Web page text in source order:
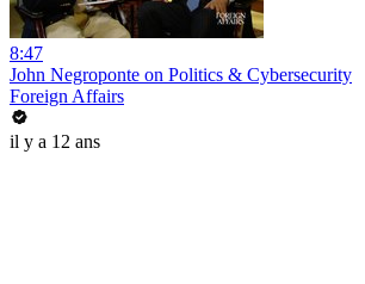
8:47
John Negroponte on Politics & Cybersecurity
Foreign Affairs
il y a 12 ans